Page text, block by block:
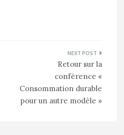
Retour sur la
conférence «
Consommation durable
pour un autre modèle »